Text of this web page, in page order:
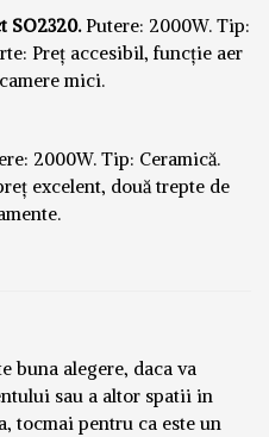
SO2320.Putere: 2000W. Tip:
Preț accesibil, funcție aer
mici.
2000W. Tip: Ceramică.
excelent, două trepte de
buna alegere, daca va
sau a altor spatii in
tocmai pentru ca este un